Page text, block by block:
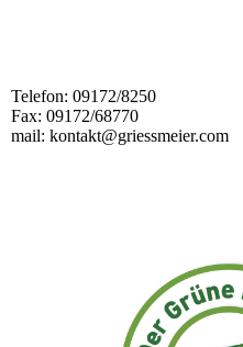
Telefon: 09172/8250
Fax: 09172/68770
mail: kontakt@griessmeier.com